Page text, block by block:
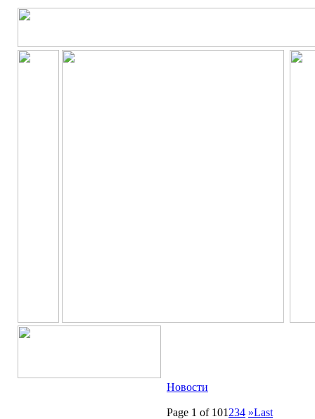
Новости
Page 1 of 101 234 »Last